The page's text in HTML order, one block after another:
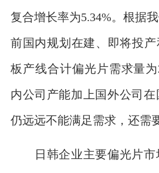
复合增长率为5.34%。根据
前国内规划在建、即将投产
板产线合计偏光片需求量为
内公司产能加上国外公司
仍远远不能满足需求，还需
日韩企业主要偏光片市